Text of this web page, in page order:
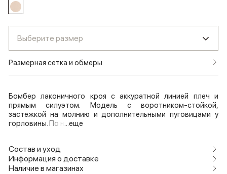
Выберите размер
Размерная сетка и обмеры
Бомбер лаконичного кроя с аккуратной линией плеч и
прямым силуэтом. Модель с воротником-стойкой,
застежкой на молнию и дополнительными пуговицами у
горловины. По н ...еще
Состав и уход
Информация о доставке
Наличие в магазинах